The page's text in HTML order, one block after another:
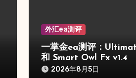
外汇ea测评
一掌金ea测评：
和 Smart Owl Fx v1.4
2026年8月5日